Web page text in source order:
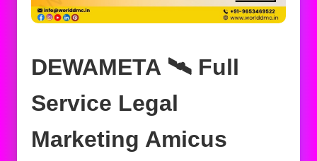
DEWAMETA 🛰️‍ Full
Service Legal
Marketing Amicus